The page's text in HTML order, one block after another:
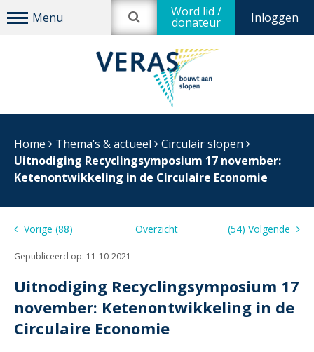
Inloggen
Word lid /
donateur
Home Thema’s & actueel
Circulair slopen
Uitnodiging Recyclingsymposium 17 november:
Ketenontwikkeling in de Circulaire Economie
Vorige (88) Overzicht (54) Volgende
Gepubliceerd op: 11-10-2021
Uitnodiging Recyclingsymposium 17
november: Ketenontwikkeling in de
Circulaire Economie